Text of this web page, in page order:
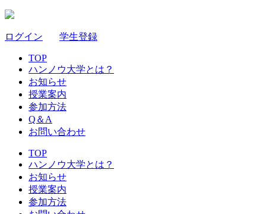
ログイン 学生登録
TOP
ハンノウ大学とは？
お知らせ
授業案内
参加方法
Q＆A
お問い合わせ
TOP
ハンノウ大学とは？
お知らせ
授業案内
参加方法